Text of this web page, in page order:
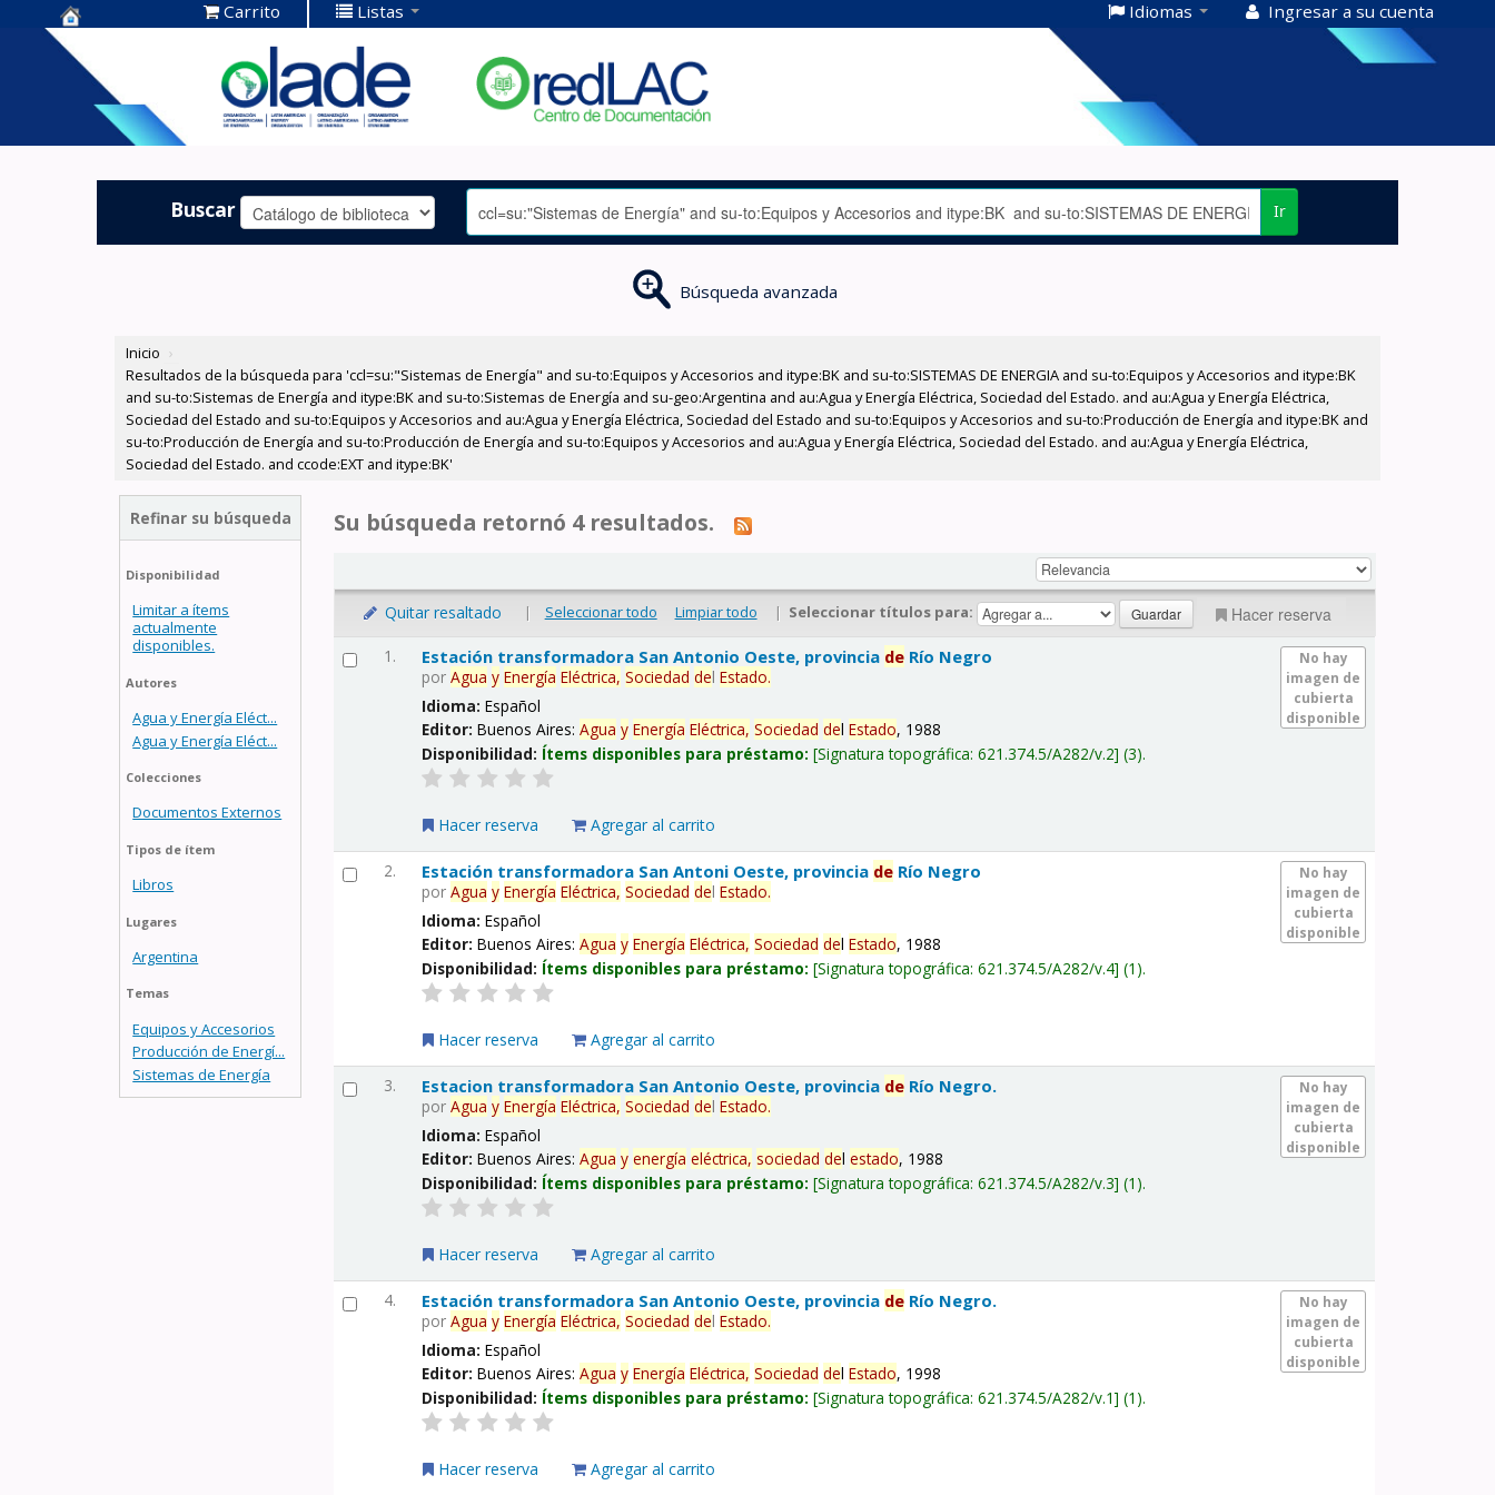
Centro de
Documentación
OLADE -
Carrito Listas Idiomas Ingresar a su cuenta
Buscar Ir
Búsqueda avanzada
Inicio ›
Resultados de la búsqueda para 'ccl=su:"Sistemas de Energía" and su-to:Equipos y Accesorios and itype:BK and su-to:SISTEMAS DE ENERGIA and su-to:Equipos y Accesorios and itype:BK
and su-to:Sistemas de Energía and itype:BK and su-to:Sistemas de Energía and su-geo:Argentina and au:Agua y Energía Eléctrica, Sociedad del Estado. and au:Agua y Energía Eléctrica,
Sociedad del Estado and su-to:Equipos y Accesorios and au:Agua y Energía Eléctrica, Sociedad del Estado and su-to:Equipos y Accesorios and su-to:Producción de Energía and itype:BK and
su-to:Producción de Energía and su-to:Producción de Energía and su-to:Equipos y Accesorios and au:Agua y Energía Eléctrica, Sociedad del Estado. and au:Agua y Energía Eléctrica,
Sociedad del Estado. and ccode:EXT and itype:BK'
Refinar su búsqueda
Disponibilidad
Limitar a ítems
actualmente
disponibles.
Autores
Agua y Energía Eléct...
Agua y Energía Eléct...
Colecciones
Documentos Externos
Tipos de ítem
Libros
Lugares
Argentina
Temas
Equipos y Accesorios
Producción de Energí...
Sistemas de Energía
Su búsqueda retornó 4 resultados.
Quitar resaltado | Seleccionar todo Limpiar todo | Seleccionar títulos para: Hacer reserva
1.
No hay
imagen de
cubierta
disponible
Estación transformadora San Antonio Oeste, provincia de Río Negro
porAgua y Energía Eléctrica, Sociedad delEstado.
Idioma:Español
Editor:Buenos Aires:Agua y Energía Eléctrica, Sociedad delEstado, 1988
Disponibilidad: Ítems disponibles para préstamo: Signatura topográfica:621.374.5/A282/v.2 (3).
Hacer reserva Agregar al carrito
2.
No hay
imagen de
cubierta
disponible
Estación transformadora San Antoni Oeste, provincia de Río Negro
porAgua y Energía Eléctrica, Sociedad delEstado.
Idioma:Español
Editor:Buenos Aires:Agua y Energía Eléctrica, Sociedad delEstado, 1988
Disponibilidad: Ítems disponibles para préstamo: Signatura topográfica:621.374.5/A282/v.4 (1).
Hacer reserva Agregar al carrito
3.
No hay
imagen de
cubierta
disponible
Estacion transformadora San Antonio Oeste, provincia de Río Negro.
porAgua y Energía Eléctrica, Sociedad delEstado.
Idioma:Español
Editor:Buenos Aires:Agua y energía eléctrica, sociedad delestado, 1988
Disponibilidad: Ítems disponibles para préstamo: Signatura topográfica:621.374.5/A282/v.3 (1).
Hacer reserva Agregar al carrito
4.
No hay
imagen de
cubierta
disponible
Estación transformadora San Antonio Oeste, provincia de Río Negro.
porAgua y Energía Eléctrica, Sociedad delEstado.
Idioma:Español
Editor:Buenos Aires:Agua y Energía Eléctrica, Sociedad delEstado, 1998
Disponibilidad: Ítems disponibles para préstamo: Signatura topográfica:621.374.5/A282/v.1 (1).
Hacer reserva Agregar al carrito